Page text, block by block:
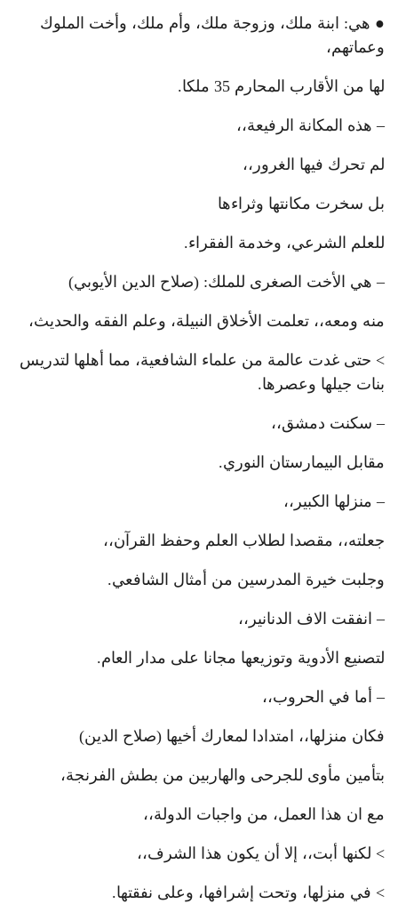
● هي: ابنة ملك، وزوجة ملك، وأم ملك، وأخت الملوك
وعماتهم،
لها من الأقارب المحارم 35 ملكا.
– هذه المكانة الرفيعة،،
لم تحرك فيها الغرور،،
بل سخرت مكانتها وثراءها
للعلم الشرعي، وخدمة الفقراء.
– هي الأخت الصغرى للملك: (صلاح الدين الأيوبي)
منه ومعه،، تعلمت الأخلاق النبيلة، وعلم الفقه والحديث،
> حتى غدت عالمة من علماء الشافعية، مما أهلها لتدريس
بنات جيلها وعصرها.
– سكنت دمشق،،
مقابل البيمارستان النوري.
– منزلها الكبير،،
جعلته،، مقصدا لطلاب العلم وحفظ القرآن،،
وجلبت خيرة المدرسين من أمثال الشافعي.
– انفقت الاف الدنانير،،
لتصنيع الأدوية وتوزيعها مجانا على مدار العام.
– أما في الحروب،،
فكان منزلها،، امتدادا لمعارك أخيها (صلاح الدين)
بتأمين مأوى للجرحى والهاربين من بطش الفرنجة،
مع ان هذا العمل، من واجبات الدولة،،
> لكنها أبت،، إلا أن يكون هذا الشرف،،
> في منزلها، وتحت إشرافها، وعلى نفقتها.